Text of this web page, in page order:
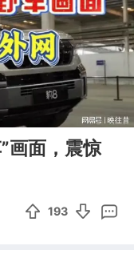
03:32
画面，震惊
193